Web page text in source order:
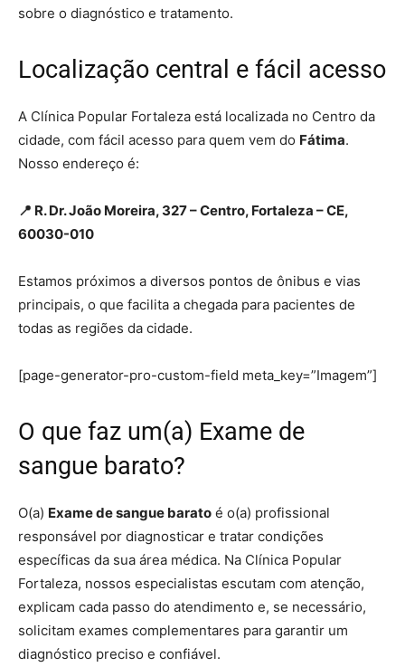
sobre o diagnóstico e tratamento.
Localização central e fácil acesso
A Clínica Popular Fortaleza está localizada no Centro da
cidade, com fácil acesso para quem vem do Fátima.
Nosso endereço é:
📍 R. Dr. João Moreira, 327 – Centro, Fortaleza – CE,
60030-010
Estamos próximos a diversos pontos de ônibus e vias
principais, o que facilita a chegada para pacientes de
todas as regiões da cidade.
[page-generator-pro-custom-field meta_key=”Imagem”]
O que faz um(a) Exame de
sangue barato?
O(a) Exame de sangue barato é o(a) profissional
responsável por diagnosticar e tratar condições
específicas da sua área médica. Na Clínica Popular
Fortaleza, nossos especialistas escutam com atenção,
explicam cada passo do atendimento e, se necessário,
solicitam exames complementares para garantir um
diagnóstico preciso e confiável.